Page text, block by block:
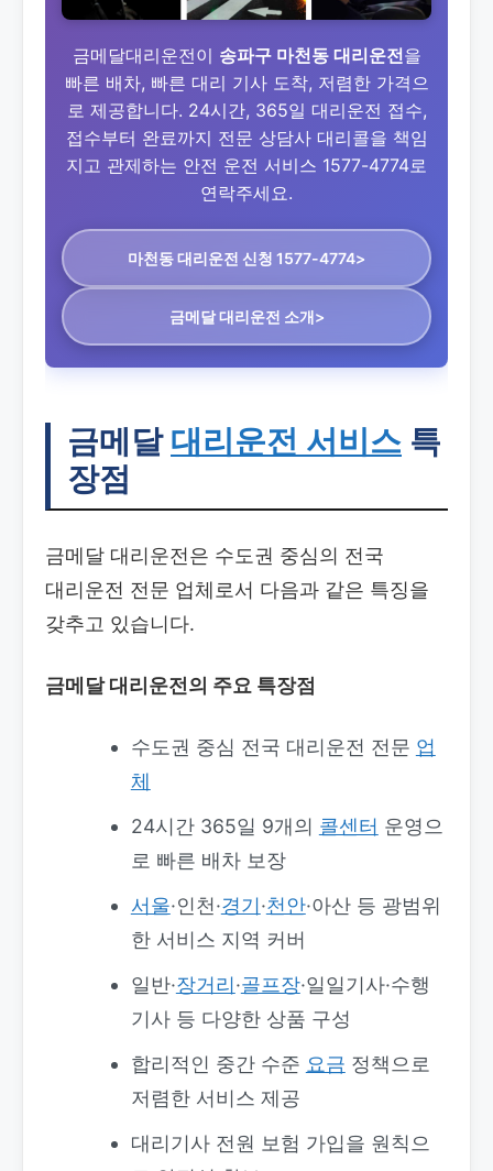
금메달대리운전이 송파구 마천동 대리운전을
빠른 배차, 빠른 대리 기사 도착, 저렴한 가격으
로 제공합니다. 24시간, 365일 대리운전 접수,
접수부터 완료까지 전문 상담사 대리콜을 책임
지고 관제하는 안전 운전 서비스 1577-4774로
연락주세요.
마천동 대리운전 신청 1577-4774>
금메달 대리운전 소개>
금메달 대리운전 서비스 특
장점
금메달 대리운전은 수도권 중심의 전국
대리운전 전문 업체로서 다음과 같은 특징을
갖추고 있습니다.
금메달 대리운전의 주요 특장점
수도권 중심 전국 대리운전 전문 업
체
24시간 365일 9개의 콜센터 운영으
로 빠른 배차 보장
서울·인천·경기·천안·아산 등 광범위
한 서비스 지역 커버
일반·장거리·골프장·일일기사·수행
기사 등 다양한 상품 구성
합리적인 중간 수준 요금 정책으로
저렴한 서비스 제공
대리기사 전원 보험 가입을 원칙으